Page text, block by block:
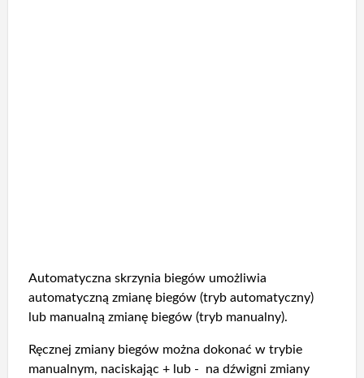
Automatyczna skrzynia biegów umożliwia
automatyczną zmianę biegów (tryb automatyczny)
lub manualną zmianę biegów (tryb manualny).
Ręcznej zmiany biegów można dokonać w trybie
manualnym, naciskając + lub - na dźwigni zmiany